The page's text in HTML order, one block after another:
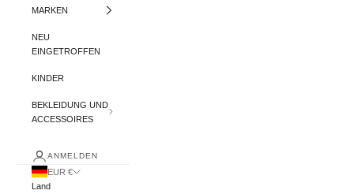
MARKEN
NEU
EINGETROFFEN
KINDER
BEKLEIDUNG UND
ACCESSOIRES
ANMELDEN
EUR €
Land